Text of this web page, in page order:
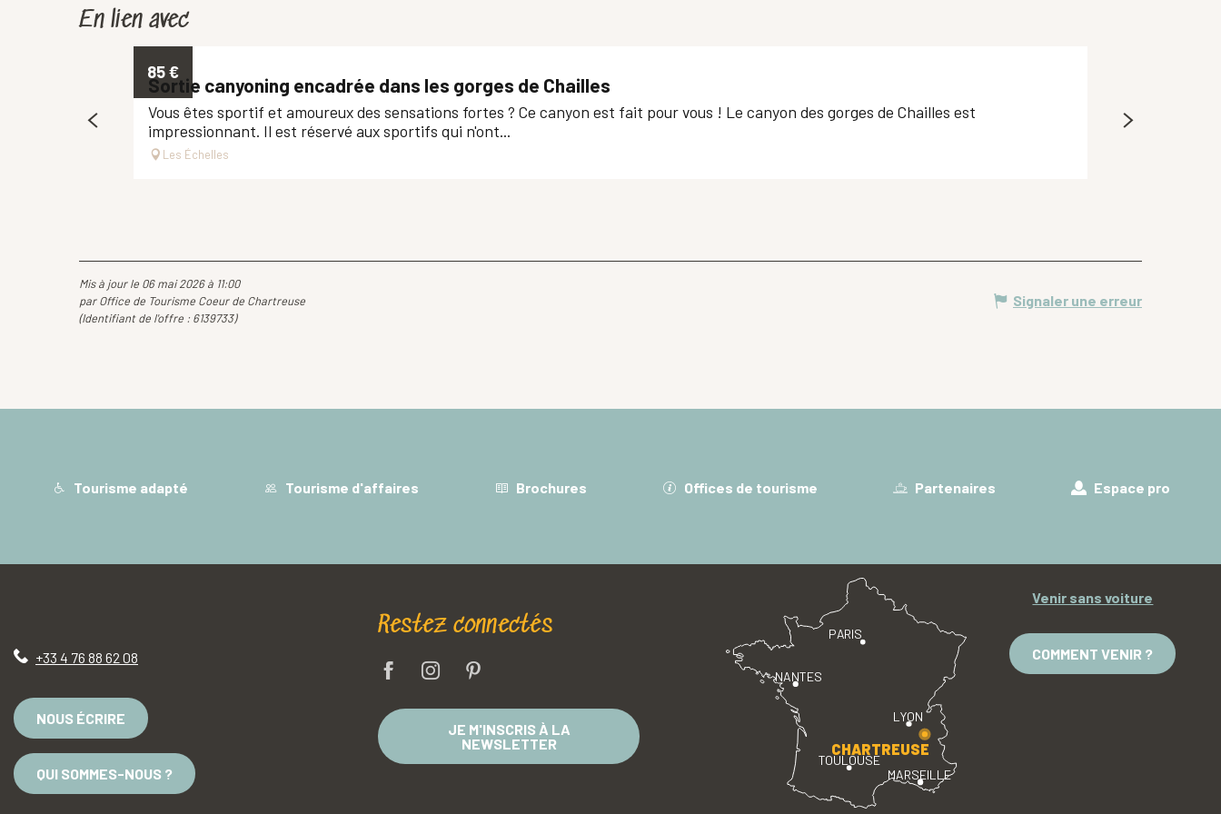
En lien avec
85€
Sortie canyoning encadrée dans les gorges de Chailles
Vous êtes sportif et amoureux des sensations fortes ? Ce canyon est fait pour vous ! Le canyon des gorges de Chailles est
impressionnant. Il est réservé aux sportifs qui n'ont...
Les Échelles
C'est le
C'est un bijou
Mis à jour le 06 mai 2026 à 11:00
par Office de Tourisme Coeur de Chartreuse
(Identifiant de l'offre : 6139733)
Signaler une erreur
Tourisme adapté Tourisme d'affaires Brochures Offices de tourisme Partenaires Espace pro
+33 4 76 88 62 08
NOUS ÉCRIRE
QUI SOMMES-NOUS ?
Restez connectés
JE M'INSCRIS À LA
NEWSLETTER
PARIS
LYON
TOULOUSE
MARSEILLE
NANTES
CHARTREUSE
Venir sans voiture
COMMENT VENIR ?